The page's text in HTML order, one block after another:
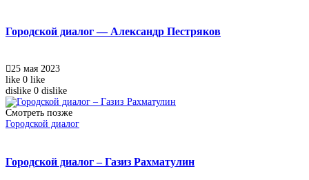
Городской диалог — Александр Пестряков
25 мая 2023
like 0 like
dislike 0 dislike
Смотреть позже
Городской диалог
Городской диалог – Газиз Рахматулин